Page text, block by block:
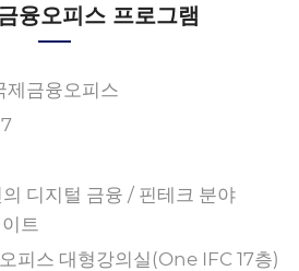
융오피스 프로그램
제금융오피스
디지털 금융 / 핀테크 분야
트
피스 대형강의실(One IFC 17층)